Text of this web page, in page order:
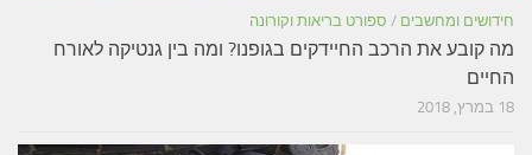
חידושים ומחשבים / ספורט בריאות וקורונה
מה קובע את הרכב החיידקים בגופנו? ומה בין גנטיקה לאורח
החיים
18 במרץ, 2018